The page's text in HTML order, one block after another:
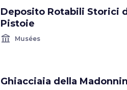
Deposito Rotabili Storici
Pistoie
account_balance Musées
Ghiacciaia della